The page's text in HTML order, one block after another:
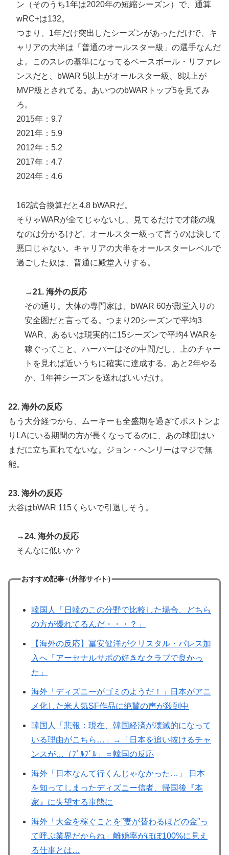
ン（そのうち1年は2020年の短縮シーズン）で、通算
wRC+は132。
つまり、1年だけ突出したシーズンがあっただけで、キ
ャリアの大半は「普通のオールスター級」の選手なんだ
よ。このスレの基準になってるベースボール・リファレ
ンスだと、bWAR 5以上がオールスター級、8以上が
MVP級とされてる。あいつのbWARトップ5を見てみ
ろ。
2015年：9.7
2021年：5.9
2012年：5.2
2017年：4.7
2024年：4.6
162試合換算だと4.8 bWARだ。
そりゃWARが全てじゃないし、見てるだけで才能の塊
なのは分かるけど、オールスター級って言うのは決して
悪口じゃない。キャリアの大半をオールスターレベルで
過ごした奴は、普通に殿堂入りする。
→21. 海外の反応
その通り。大体の専門家は、bWAR 60が殿堂入りの
安全圏だと言ってる。つまり20シーズンで平均3
WAR、あるいは現実的に15シーズンで平均4 WARを
稼ぐってこと。ハーパーはその中間だし、上のチャー
トを見れば近いうちに確実に達成する。あと2年やる
か、1年神シーズンを送ればいいだけ。
22. 海外の反応
もう大分経つから、ムーキーも全盛期を過ぎてボストンよ
りLAにいる期間の方が長くなってるのに、あの球団はい
まだに立ち直れてないな。ジョン・ヘンリーはマジで無
能。
23. 海外の反応
大谷はbWAR 115くらいで引退しそう。
→24. 海外の反応
そんなに低いか？
おすすめ記事（外部サイト）
韓国人「日韓のこの分野で比較した場合、どちら
の方が優れてるんだ・・・？」
【海外の反応】冨安健洋がクリスタル・パレス加
入へ「アーセナルサポの好きなクラブで良かっ
た」
海外「ディズニーがゴミのようだ！」日本がアニ
メ化した米人気SF作品に絶賛の声が殺到中
韓国人「悲報：現在、韓国経済が壊滅的になって
いる理由がこちら…」→「日本を追い抜けるチャ
ンスが…（ﾌﾞﾙﾌﾞﾙ」＝韓国の反応
海外「日本なんて行くんじゃなかった…」 日本
を知ってしまったディズニー信者、帰国後『本
家』に失望する事態に
海外「大金を稼ぐことを”妻が替わるほどの金”っ
て呼ぶ業界だからね」離婚率がほぼ100%に見え
る仕事とは…